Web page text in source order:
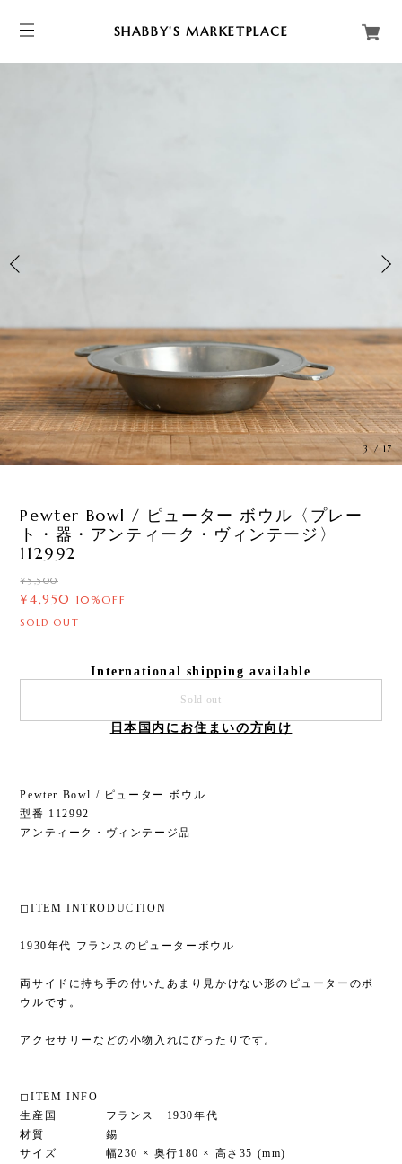
SHABBY'S MARKETPLACE
3/ 17
Pewter Bowl / ピューター ボウル〈プレー
ト・器・アンティーク・ヴィンテージ〉
112992
¥5,500
¥4,950 10%OFF
SOLD OUT
International shipping available
Sold out
日本国内にお住まいの方向け
Pewter Bowl / ピューター ボウル
型番 112992
アンティーク・ヴィンテージ品
◻︎ITEM INTRODUCTION
1930年代 フランスのピューターボウル
両サイドに持ち手の付いたあまり見かけない形のピューターのボ
ウルです。
アクセサリーなどの小物入れにぴったりです。
◻︎ITEM INFO
生産国 フランス 1930年代
材質 錫
サイズ 幅230 × 奥行180 × 高さ35 (mm)